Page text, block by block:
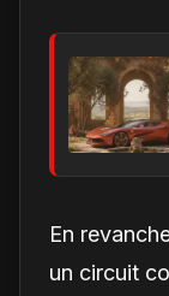
En
un circuit